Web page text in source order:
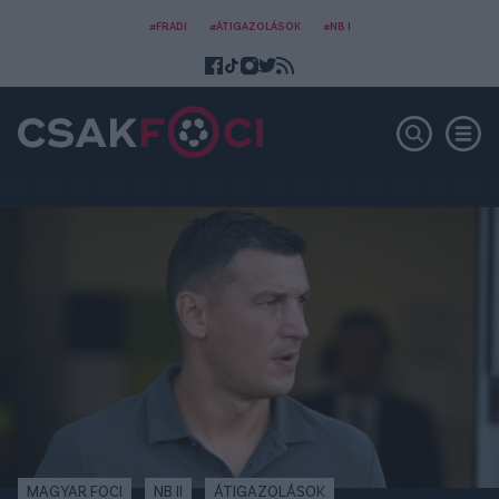
#FRADI #ÁTIGAZOLÁSOK #NB I
MAGYAR FOCI NB II ÁTIGAZOLÁSOK